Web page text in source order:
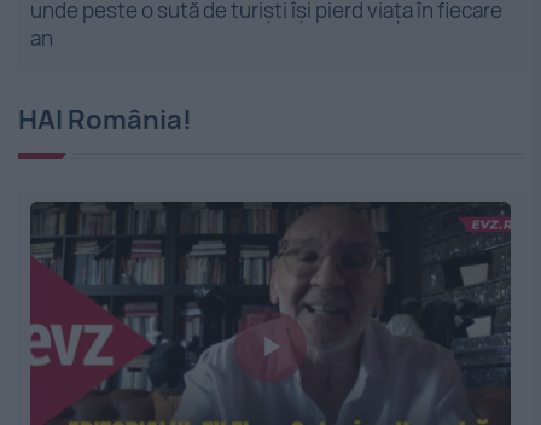
unde peste o sută de turiști își pierd viața în fiecare
an
HAI România!